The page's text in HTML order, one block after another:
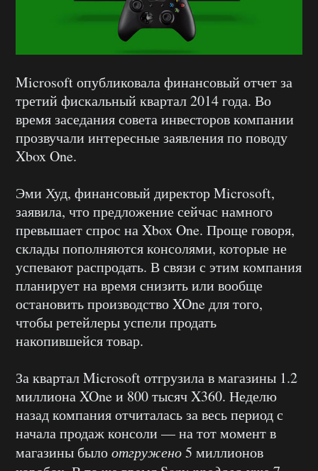
Microsoft опубликовала финансовый отчет за
третий фискальный квартал 2014 года. Во
время заседания совета инвесторов компании
прозвучали интересные заявления по поводу
Xbox One.
Эми Худ, финансовый директор Microsoft,
заявила, что предложение сейчас намного
превышает спрос на Xbox One. Проще говоря,
склады пополняются консолями, которые не
успевают распродать. В связи с этим компания
планирует на время снизить или вообще
остановить производство XOne для того,
чтобы ретейлеры успели продать
накопившейся товар.
За квартал Microsoft отгрузила в магазины 1.2
миллиона XOne и 800 тысяч X360. Неделю
назад компания отчиталась за весь период с
начала продаж консоли — на тот момент в
магазины былоотгружено5 миллионов